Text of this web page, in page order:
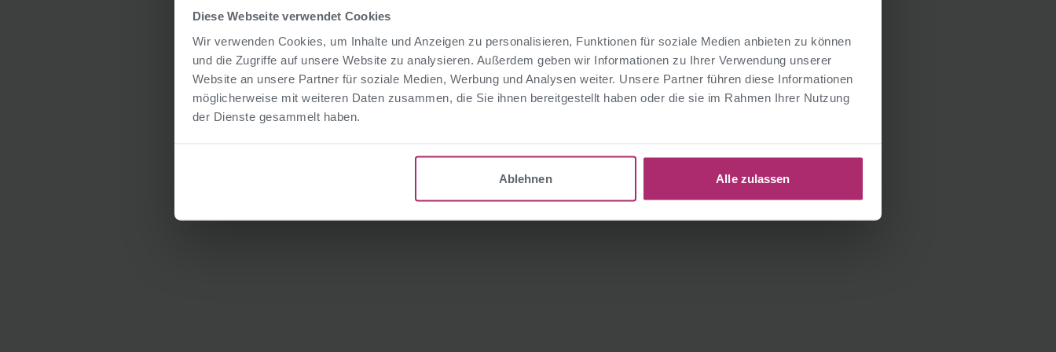
Diese Webseite verwendet Cookies
Wir verwenden Cookies, um Inhalte und Anzeigen zu personalisieren, Funktionen für soziale Medien anbieten zu können
und die Zugriffe auf unsere Website zu analysieren. Außerdem geben wir Informationen zu Ihrer Verwendung unserer
Website an unsere Partner für soziale Medien, Werbung und Analysen weiter. Unsere Partner führen diese Informationen
möglicherweise mit weiteren Daten zusammen, die Sie ihnen bereitgestellt haben oder die sie im Rahmen Ihrer Nutzung
der Dienste gesammelt haben.
Ablehnen Alle zulassen